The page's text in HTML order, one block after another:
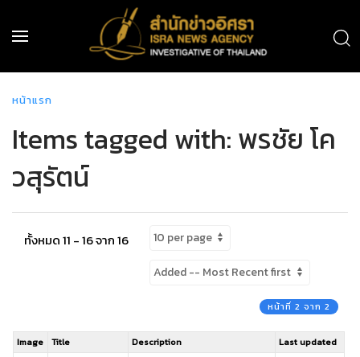
หน้าแรก
Items tagged with: พรชัย โค
วสุรัตน์
ทั้งหมด 11 - 16 จาก 16
หน้าที่ 2 จาก 2
Image Title Description Last updated